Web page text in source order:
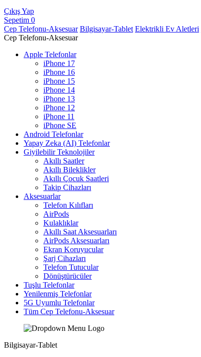
Çıkış Yap
Sepetim 0
Cep Telefonu-Aksesuar Bilgisayar-Tablet Elektrikli Ev Aletleri
Cep Telefonu-Aksesuar
Apple Telefonlar
iPhone 17
iPhone 16
iPhone 15
iPhone 14
iPhone 13
iPhone 12
iPhone 11
iPhone SE
Android Telefonlar
Yapay Zeka (AI) Telefonlar
Giyilebilir Teknolojiler
Akıllı Saatler
Akıllı Bileklikler
Akıllı Çocuk Saatleri
Takip Cihazları
Aksesuarlar
Telefon Kılıfları
AirPods
Kulaklıklar
Akıllı Saat Aksesuarları
AirPods Aksesuarları
Ekran Koruyucular
Şarj Cihazları
Telefon Tutucular
Dönüştürücüler
Tuşlu Telefonlar
Yenilenmiş Telefonlar
5G Uyumlu Telefonlar
Tüm Cep Telefonu-Aksesuar
Bilgisayar-Tablet